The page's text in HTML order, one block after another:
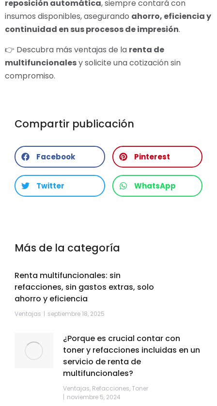
reposición automática, siempre contará con
insumos disponibles, asegurando ahorro, eficiencia y
continuidad en sus procesos de impresión.
👉 Descubra más ventajas de la renta de
multifuncionalesy solicite una cotización sin
compromiso.
Compartir publicación
Facebook Pinterest
Twitter WhatsApp
Más de la categoría
Renta multifuncionales: sin
refacciones, sin gastos extras, solo
ahorro y eficiencia
Ventajas septiembre 18, 2025
¿Porque es crucial contar con
toner y refacciones incluidas en un
servicio de renta de
multifuncionales?
Ventajas, Refacciones,Toner
noviembre 5, 2024